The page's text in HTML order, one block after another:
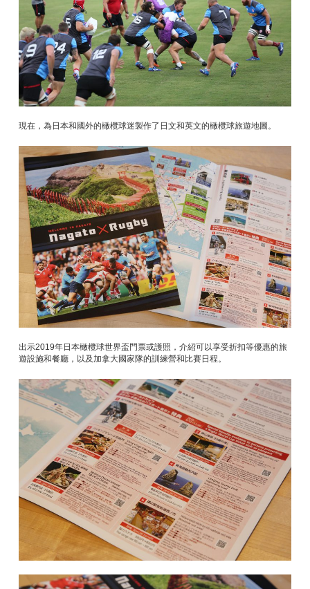
現在，為日本和國外的橄欖球迷製作了日文和英文的橄欖球旅遊地圖。
出示2019年日本橄欖球世界盃門票或護照，介紹可以享受折扣等優惠的旅
遊設施和餐廳，以及加拿大國家隊的訓練營和比賽日程。